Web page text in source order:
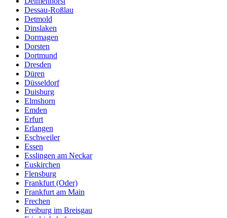
Dessau-Roßlau
Detmold
Dinslaken
Dormagen
Dorsten
Dortmund
Dresden
Düren
Düsseldorf
Duisburg
Elmshorn
Emden
Erfurt
Erlangen
Eschweiler
Essen
Esslingen am Neckar
Euskirchen
Flensburg
Frankfurt (Oder)
Frankfurt am Main
Frechen
Freiburg im Breisgau